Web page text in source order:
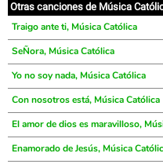
Otras canciones de Música
Traigo ante ti, Música Católica
SeÑora, Música Católica
Yo no soy nada, Música Católica
Con nosotros está, Música Católica
El amor de dios es maravilloso,
Enamorado de Jesús, Música